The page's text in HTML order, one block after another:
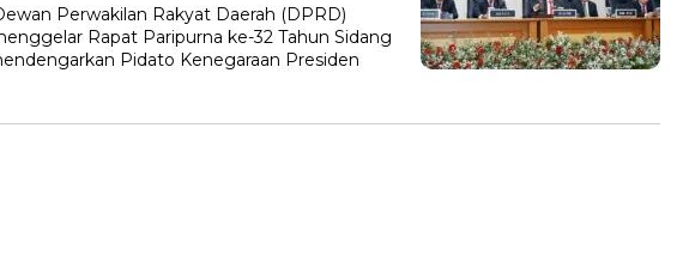
Perwakilan Rakyat Daerah (DPRD)
Rapat Paripurna ke-32 Tahun Sidang
Pidato Kenegaraan Presiden